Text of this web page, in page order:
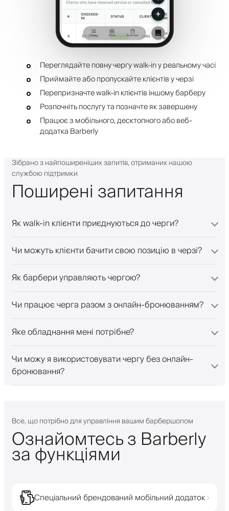
Переглядайте повну чергу walk-in у реальному часі
Приймайте або пропускайте клієнтів у черзі
Перепризначте walk-in клієнтів іншому барберу
Розпочніть послугу та позначте як завершену
Працює з мобільного, десктопного або веб-
додатка Barberly
Зібрано з найпоширеніших запитів, отриманих нашою
службою підтримки
Поширені запитання
Як walk-in клієнти приєднуються до черги?
Чи можуть клієнти бачити свою позицію в черзі?
Як барбери управляють чергою?
Чи працює черга разом з онлайн-бронюванням?
Яке обладнання мені потрібне?
Чи можу я використовувати чергу без онлайн-
бронювання?
Все, що потрібно для управління вашим барбершопом
Ознайомтесь з Barberly
за функціями
Спеціальний брендований мобільний додаток ›